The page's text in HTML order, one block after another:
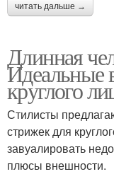
читать дальше →
Длинная
Идеальные
круглого
Стилисты
стрижек для
завуалировать
плюсы внешности.